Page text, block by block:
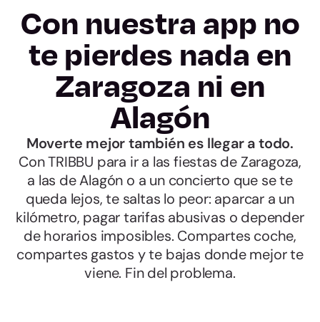
Con nuestra app no
te pierdes nada en
Zaragoza ni en
Alagón
Moverte mejor también es llegar a todo.
Con TRIBBU para ir a las fiestas de Zaragoza,
a las de Alagón o a un concierto que se te
queda lejos, te saltas lo peor: aparcar a un
kilómetro, pagar tarifas abusivas o depender
de horarios imposibles. Compartes coche,
compartes gastos y te bajas donde mejor te
viene. Fin del problema.